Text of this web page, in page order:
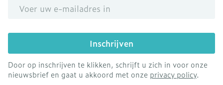
Inschrijven
Door op inschrijven te klikken, schrijft u zich in voor onze
nieuwsbrief en gaat u akkoord met onze privacy policy.